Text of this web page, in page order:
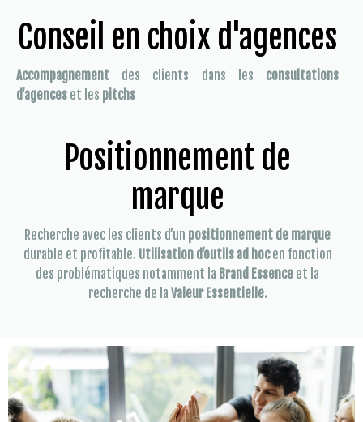
Conseil en choix d'agences
Accompagnement des clients dans les consultations
d’agences et les pitchs
Positionnement de
marque
Recherche avec les clients d’un positionnement de marque
durable et profitable. Utilisation d’outils ad hocen fonction
des problématiques notamment la Brand Essence et la
recherche de la Valeur Essentielle.